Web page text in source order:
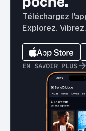
Téléchargez
Explorez.
EN SAVOIR PLUS